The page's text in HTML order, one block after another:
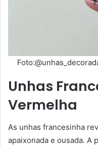
Unhas
Vermelha
As unhas francesinha
apaixonada e ousada. A